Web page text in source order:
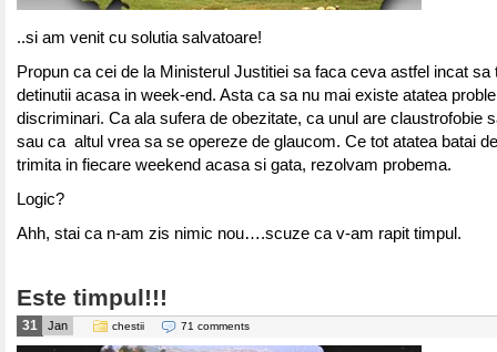
..si am venit cu solutia salvatoare!
Propun ca cei de la Ministerul Justitiei sa faca ceva astfel incat sa
detinutii acasa in week-end. Asta ca sa nu mai existe atatea
discriminari. Ca ala sufera de obezitate, ca unul are claustrofobie
sau ca altul vrea sa se opereze de glaucom. Ce tot atatea batai
trimita in fiecare weekend acasa si gata, rezolvam probema.
Logic?
Ahh, stai ca n-am zis nimic nou….scuze ca v-am rapit timpul.
Este timpul!!!
31 Jan chestii 71 comments